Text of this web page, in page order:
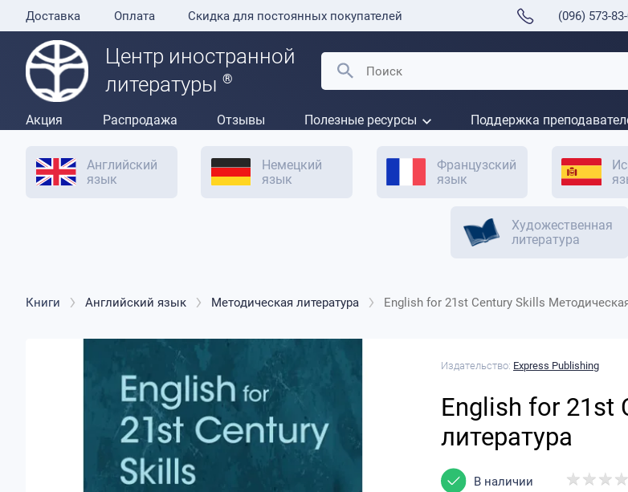
Доставка Оплата Скидка для постоянных покупателей (096) 573-
Центр иностранной
литературы ®
Акция Распродажа Отзывы Полезные ресурсы Поддержка
Английский
язык
Немецкий
язык
Французский
язык
Художественная
литература
Книги Английский язык Методическая литература English for 21st Century Skills
Издательство: Express Publishing
English for 21st
литература
В наличии